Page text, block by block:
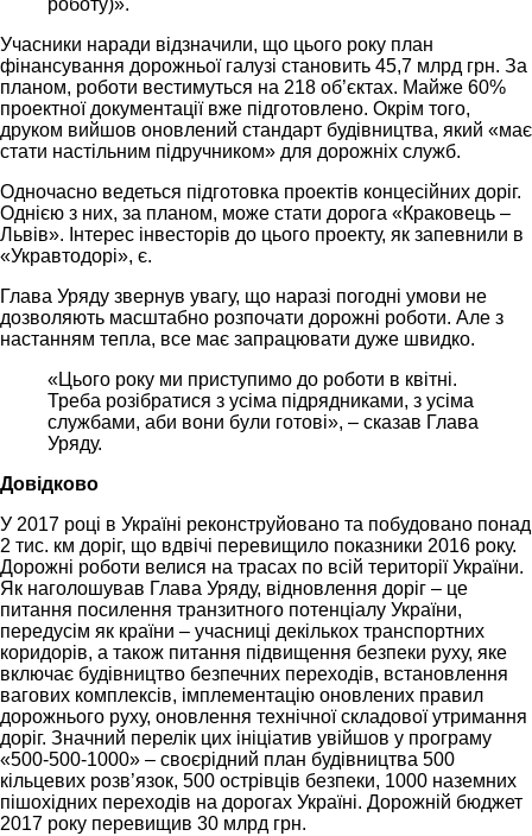
роботу)».
Учасники наради відзначили, що цього року план
фінансування дорожньої галузі становить 45,7 млрд грн. За
планом, роботи вестимуться на 218 об’єктах. Майже 60%
проектної документації вже підготовлено. Окрім того,
друком вийшов оновлений стандарт будівництва, який «має
стати настільним підручником» для дорожніх служб.
Одночасно ведеться підготовка проектів концесійних доріг.
Однією з них, за планом, може стати дорога «Краковець –
Львів». Інтерес інвесторів до цього проекту, як запевнили в
«Укравтодорі», є.
Глава Уряду звернув увагу, що наразі погодні умови не
дозволяють масштабно розпочати дорожні роботи. Але з
настанням тепла, все має запрацювати дуже швидко.
«Цього року ми приступимо до роботи в квітні.
Треба розібратися з усіма підрядниками, з усіма
службами, аби вони були готові», – сказав Глава
Уряду.
Довідково
У 2017 році в Україні реконструйовано та побудовано понад
2 тис. км доріг, що вдвічі перевищило показники 2016 року.
Дорожні роботи велися на трасах по всій території України.
Як наголошував Глава Уряду, відновлення доріг – це
питання посилення транзитного потенціалу України,
передусім як країни – учасниці декількох транспортних
коридорів, а також питання підвищення безпеки руху, яке
включає будівництво безпечних переходів, встановлення
вагових комплексів, імплементацію оновлених правил
дорожнього руху, оновлення технічної складової утримання
доріг. Значний перелік цих ініціатив увійшов у програму
«500-500-1000» – своєрідний план будівництва 500
кільцевих розв’язок, 500 острівців безпеки, 1000 наземних
пішохідних переходів на дорогах Україні. Дорожній бюджет
2017 року перевищив 30 млрд грн.